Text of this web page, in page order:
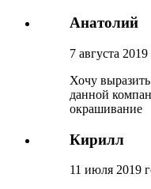
Анатолий
7 августа 2019
Хочу
данной
окрашивание
Кирилл
11 июля 2019